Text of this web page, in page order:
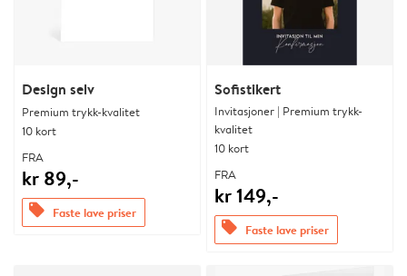
Design selv
Premium trykk-kvalitet
10 kort
FRA
kr 89,-
offers Faste lave priser
Sofistikert
Invitasjoner | Premium trykk-
kvalitet
10 kort
FRA
kr 149,-
offers Faste lave priser